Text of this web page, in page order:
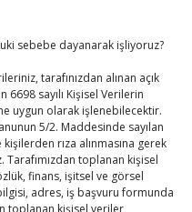
sebebe dayanarak işliyoruz?
tarafınızdan alınan açık
6698 sayılı Kişisel Verilerin
uygun olarak işlenebilecektir.
5/2. Maddesinde sayılan
rıza alınmasına gerek
Tarafımızdan toplanan kişisel
finans, işitsel ve görsel
adres, iş başvuru formunda
24 25
26
31